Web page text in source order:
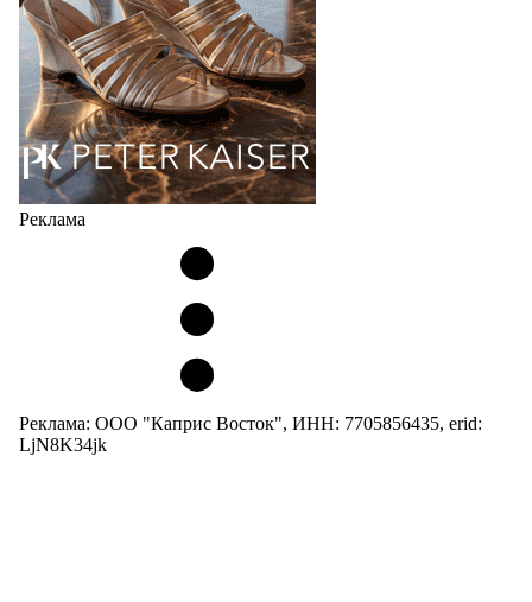
06.08.2026 1016
Реклама
Реклама: ООО "Каприс Восток", ИНН: 7705856435, erid:
LjN8K34jk